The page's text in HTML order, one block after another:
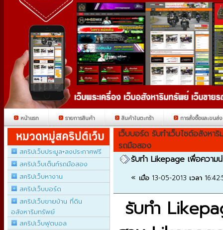
หน้าแรก รายการสินค้า สินค้าในตะกร้า การสั่งซื้อและขนส่ง
สคริปเว็บประมูล+ลงประกาศฟรี
สคริปเว็บเต็นท์รถมือสอง
สคริปเว็บหางาน
สคริปเว็บบอร์ด
สคริปเว็บขายบ้าน ที่ดิน
อสังหาริมทรัพย์
สคริปเว็บฟุตบอล
เว็บบอร์ด รับทำเว็บไซต์อสังหา
รถมือสอง
รับทำ Likepage เพื่อความ
« เมื่อ 13-05-2013 เวลา
รับทำ